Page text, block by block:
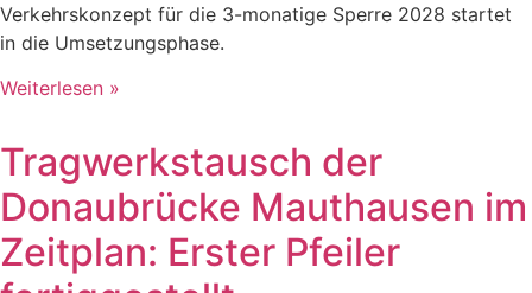
Verkehrskonzept für die 3-monatige Sperre 2028 startet
in die Umsetzungsphase.
Weiterlesen »
Tragwerkstausch der
Donaubrücke Mauthausen im
Zeitplan: Erster Pfeiler